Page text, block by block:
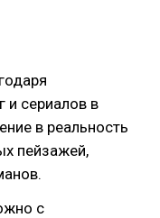
и сериалов в
в реальность
пейзажей,
с